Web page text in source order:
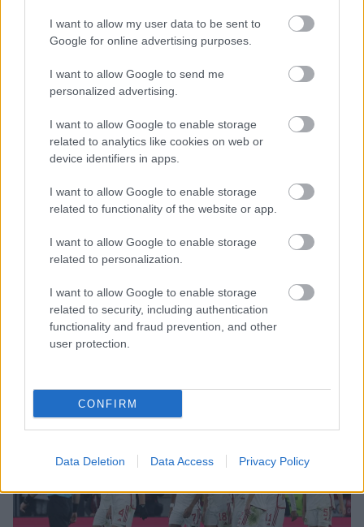
I want to allow my user data to be sent to
Google for online advertising purposes.
I want to allow Google to send me
personalized advertising.
I want to allow Google to enable storage
related to analytics like cookies on web or
device identifiers in apps.
I want to allow Google to enable storage
related to functionality of the website or app.
I want to allow Google to enable storage
related to personalization.
I want to allow Google to enable storage
related to security, including authentication
functionality and fraud prevention, and other
user protection.
CONFIRM
Data Deletion Data Access Privacy Policy
vagy valami olyan dolog jön, ami miatt fontolóra
veszem, hogy a szerződésem lejárta előtt elhagyom
Magyarországot, akkor a döntést a szövetség
vezetőivel közösen kell meghozni. Teljes mértékben
adtak nekem arra, hogy nemzetközileg is ismert
legyek. Mindent megtettem és igyekszem
megtenni, de az is igaz, hogy nélkülük senki sem
ismerne engem külföldön.
Kizárt a kettős szerep? (klubedző és
szövetségi kapitány egyszerre - a szerk.)
– Azt mondanám, hogy nem, nem zárható ki, de meg
kellene nézni, hogy mindkét oldalon megvan-e a
hajlandóság. Részemről rendben lenne, fontolgatom
ezt a lehetőséget.